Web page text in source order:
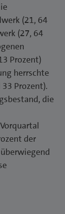
(21, 64
(27, 64
Prozent)
herrschte
Prozent).
die
der